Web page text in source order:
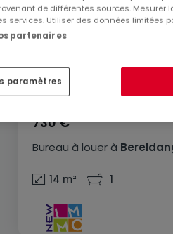
Bureau à louerà
730 €
14 m² 1
de différentes sources. Mesurer
services. Utiliser des données limitées
partenaires
paramètres